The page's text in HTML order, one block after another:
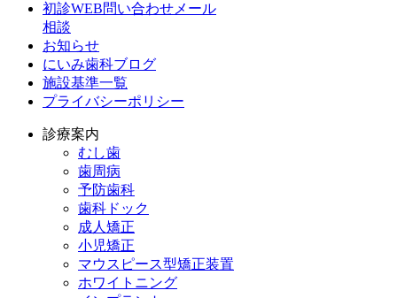
初診WEB問い合わせメール
相談
お知らせ
にいみ歯科ブログ
施設基準一覧
プライバシーポリシー
診療案内
むし歯
歯周病
予防歯科
歯科ドック
成人矯正
小児矯正
マウスピース型矯正装置
ホワイトニング